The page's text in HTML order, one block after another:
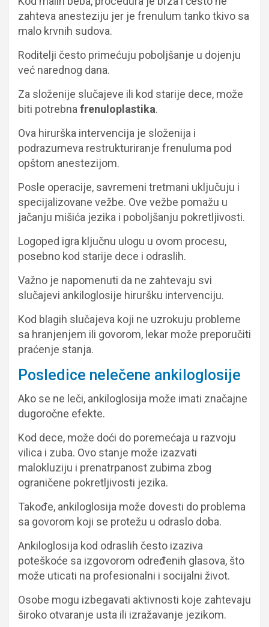
zahteva anesteziju jer je frenulum tanko tkivo sa
malo krvnih sudova.
Roditelji često primećuju poboljšanje u dojenju
već narednog dana.
Za složenije slučajeve ili kod starije dece, može
biti potrebna frenuloplastika.
Ova hirurška intervencija je složenija i
podrazumeva restrukturiranje frenuluma pod
opštom anestezijom.
Posle operacije, savremeni tretmani uključuju i
specijalizovane vežbe. Ove vežbe pomažu u
jačanju mišića jezika i poboljšanju pokretljivosti.
Logoped igra ključnu ulogu u ovom procesu,
posebno kod starije dece i odraslih.
Važno je napomenuti da ne zahtevaju svi
slučajevi ankiloglosije hiruršku intervenciju.
Kod blagih slučajeva koji ne uzrokuju probleme
sa hranjenjem ili govorom, lekar može preporučiti
praćenje stanja.
Posledice nelečene ankiloglosije
Ako se ne leči, ankiloglosija može imati značajne
dugoročne efekte.
Kod dece, može doći do poremećaja u razvoju
vilica i zuba. Ovo stanje može izazvati
malokluziju i prenatrpanost zubima zbog
ograničene pokretljivosti jezika.
Takođe, ankiloglosija može dovesti do problema
sa govorom koji se protežu u odraslo doba.
Ankiloglosija kod odraslih često izaziva
poteškoće sa izgovorom određenih glasova, što
može uticati na profesionalni i socijalni život.
Osobe mogu izbegavati aktivnosti koje zahtevaju
široko otvaranje usta ili izražavanje jezikom.